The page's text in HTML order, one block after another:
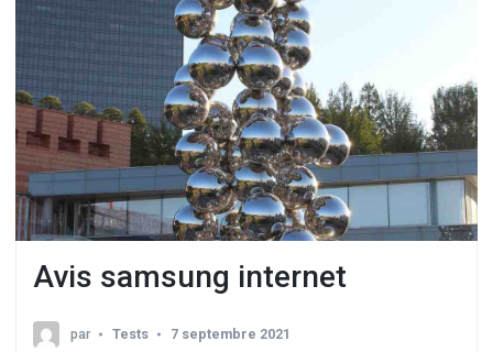
Avis samsung internet
par Tests 7 septembre 2021